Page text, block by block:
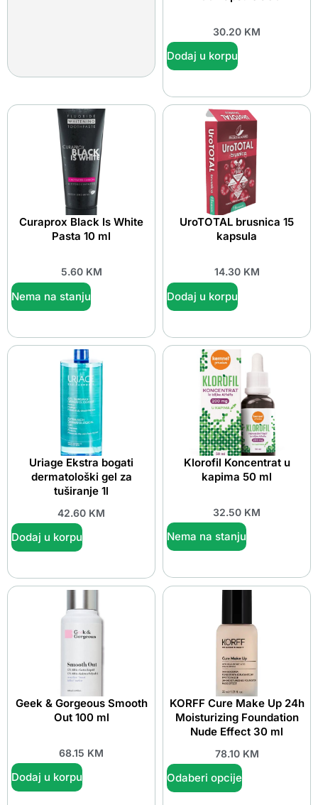
30.20 KM
Dodaj u korpu
Curaprox Black Is White
Pasta 10 ml
5.60 KM
Nema na stanju
UroTOTAL brusnica 15
kapsula
14.30 KM
Dodaj u korpu
Uriage Ekstra bogati
dermatološki gel za
tuširanje 1l
42.60 KM
Dodaj u korpu
Klorofil Koncentrat u
kapima 50 ml
32.50 KM
Nema na stanju
Geek & Gorgeous Smooth
Out 100 ml
68.15 KM
Dodaj u korpu
KORFF Cure Make Up 24h
Moisturizing Foundation
Nude Effect 30 ml
78.10 KM
Odaberi opcije